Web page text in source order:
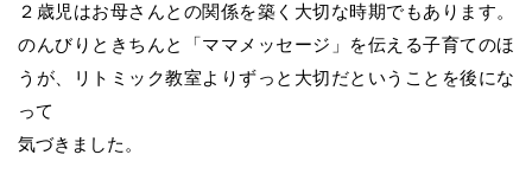
２歳児はお母さんとの関係を築く大切な時期でもあります。
のんびりときちんと「ママメッセージ」を伝える子育てのほ
うが、リトミック教室よりずっと大切だということを後にな
って
気づきました。